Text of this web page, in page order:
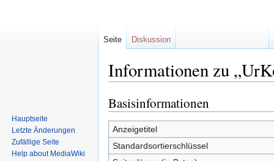
Informationen zu
Zur
Navigation
springen
Zur
Suche
springen
Basisinformationen
Anzeigetitel
Standardsortierschlüssel
Seite Diskussion
Hauptseite
Letzte Änderungen
Zufällige Seite
Help about MediaWiki